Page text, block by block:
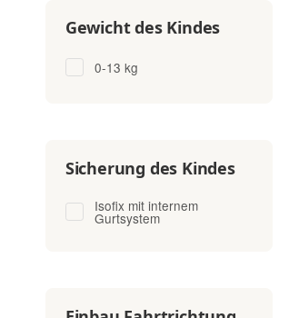
Gewicht des Kindes
0-13 kg
Sicherung des Kindes
Isofix mit internem
Gurtsystem